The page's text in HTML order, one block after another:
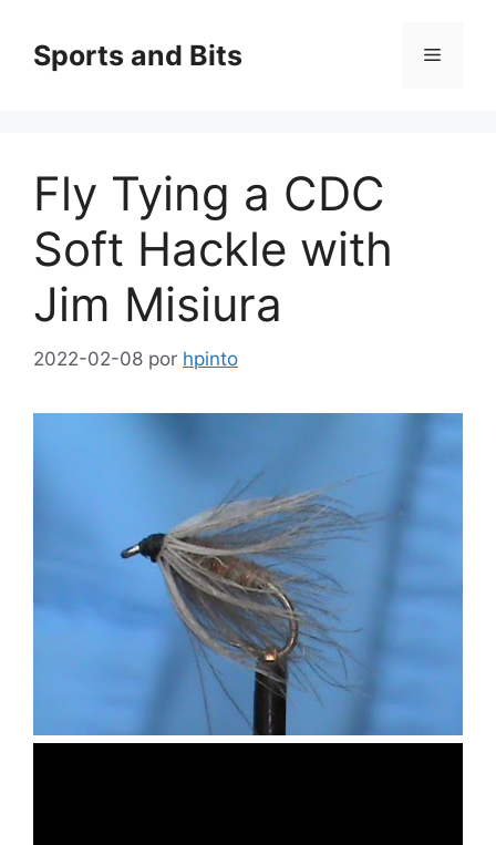
contenido
Sports and Bits Menú
Fly Tying a CDC
Soft Hackle with
Jim Misiura
2022-02-08 por hpinto